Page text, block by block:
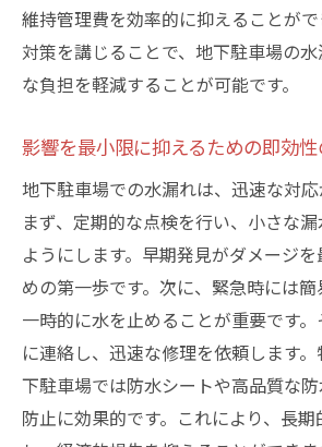
維持管理費を効率的に抑えることが
対策を講じることで、地下駐車場の
な負担を軽減することが可能です。
影響を最小限に抑えるための即効
地下駐車場での水漏れは、迅速な対応
まず、定期的な点検を行い、小さな
ようにします。早期発見がダメージ
めの第一歩です。次に、緊急時には
一時的に水を止めることが重要です
に連絡し、迅速な修理を依頼します
下駐車場では防水シートや高品質な
防止に効果的です。これにより、長